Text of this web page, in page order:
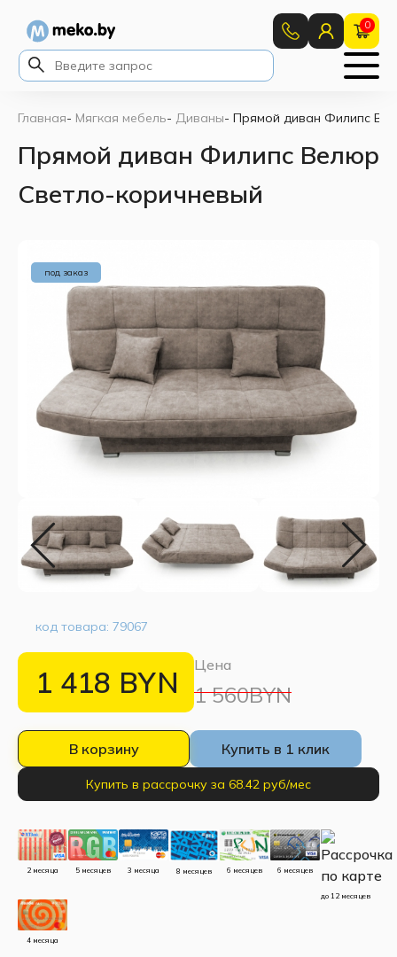
0
Главная- Мягкая мебель- Диваны- Прямой диван Филипс
Прямой диван Филипс Велюр
Светло-коричневый
под заказ
код товара: 79067
1 418 BYN Цена
1 560BYN
В корзину Купить в 1 клик
Купить в рассрочку за 68.42 руб/мес
2 месяца 5 месяцев 3 месяца 8 месяцев 6 месяцев 6 месяцев
до 12 месяцев
4 месяца